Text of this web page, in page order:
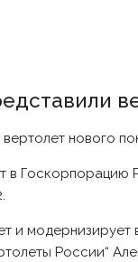
в
и
России“